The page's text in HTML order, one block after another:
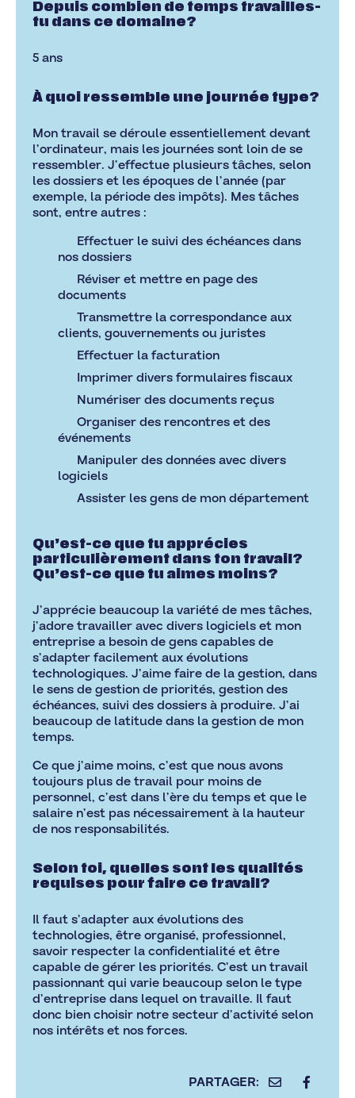
Depuis combien de temps travailles-
tu dans ce domaine?
5 ans
À quoi ressemble une journée type?
Mon travail se déroule essentiellement devant
l’ordinateur, mais les journées sont loin de se
ressembler. J’effectue plusieurs tâches, selon
les dossiers et les époques de l’année (par
exemple, la période des impôts). Mes tâches
sont, entre autres :
Effectuer le suivi des échéances dans
nos dossiers
Réviser et mettre en page des
documents
Transmettre la correspondance aux
clients, gouvernements ou juristes
Effectuer la facturation
Imprimer divers formulaires fiscaux
Numériser des documents reçus
Organiser des rencontres et des
événements
Manipuler des données avec divers
logiciels
Assister les gens de mon département
Qu’est-ce que tu apprécies
particulièrement dans ton travail?
Qu’est-ce que tu aimes moins?
J’apprécie beaucoup la variété de mes tâches,
j’adore travailler avec divers logiciels et mon
entreprise a besoin de gens capables de
s’adapter facilement aux évolutions
technologiques. J’aime faire de la gestion, dans
le sens de gestion de priorités, gestion des
échéances, suivi des dossiers à produire. J’ai
beaucoup de latitude dans la gestion de mon
temps.
Ce que j’aime moins, c’est que nous avons
toujours plus de travail pour moins de
personnel, c’est dans l’ère du temps et que le
salaire n’est pas nécessairement à la hauteur
de nos responsabilités.
Selon toi, quelles sont les qualités
requises pour faire ce travail?
Il faut s’adapter aux évolutions des
technologies, être organisé, professionnel,
savoir respecter la confidentialité et être
capable de gérer les priorités. C’est un travail
passionnant qui varie beaucoup selon le type
d’entreprise dans lequel on travaille. Il faut
donc bien choisir notre secteur d’activité selon
nos intérêts et nos forces.